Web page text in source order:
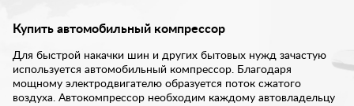
Купить автомобильный компрессор
Для быстрой накачки шин и других бытовых нужд зачастую
используется автомобильный компрессор. Благодаря
мощному электродвигателю образуется поток сжатого
воздуха. Автокомпрессор необходим каждому автовладельцу